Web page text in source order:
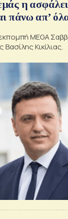
η
πάνω απ’
MEGA
Κικίλιας.